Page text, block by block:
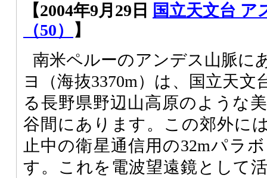
【2004年9月29日
国立天文台 ア
（50）
】
南米ペルーのアンデス山脈に
ヨ（海抜3370m）は、国立天文
る長野県野辺山高原のような
谷間にあります。この郊外に
止中の衛星通信用の32mパラ
す。これを電波望遠鏡として